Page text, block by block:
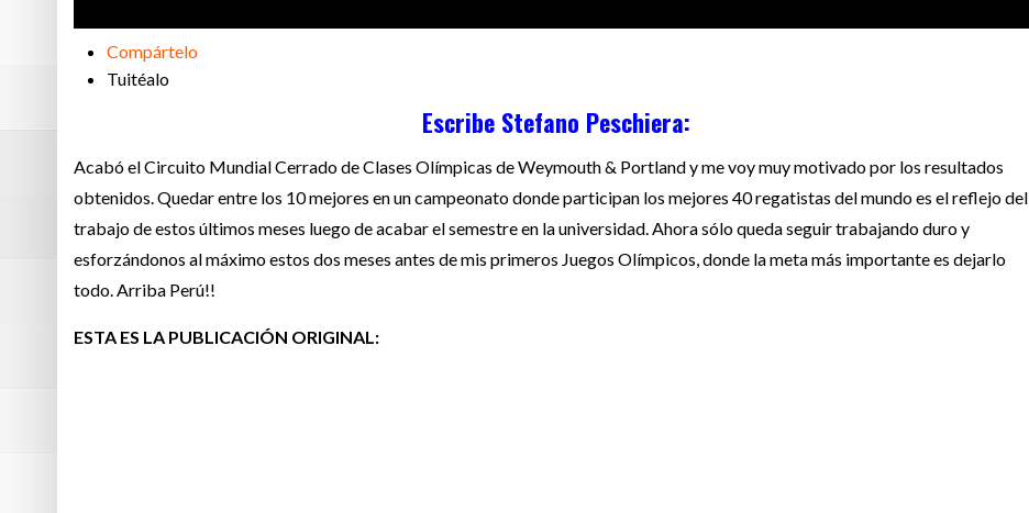
Compártelo
Tuitéalo
Escribe Stefano Peschiera:
Acabó el Circuito Mundial Cerrado de Clases Olímpicas de Weymouth & Portland y me voy muy motivado por los resultados
obtenidos. Quedar entre los 10 mejores en un campeonato donde participan los mejores 40 regatistas del mundo es el reflejo del
trabajo de estos últimos meses luego de acabar el semestre en la universidad. Ahora sólo queda seguir trabajando duro y
esforzándonos al máximo estos dos meses antes de mis primeros Juegos Olímpicos, donde la meta más importante es dejarlo
todo. Arriba Perú!!
ESTA ES LA PUBLICACIÓN ORIGINAL: